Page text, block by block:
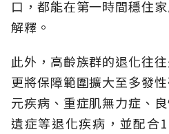
口，都能在第一時間穩住
解釋。
此外，高齡族群的退化往
更將保障範圍擴大至多發
元疾病、重症肌無力症、
遺症等退化疾病，並配合